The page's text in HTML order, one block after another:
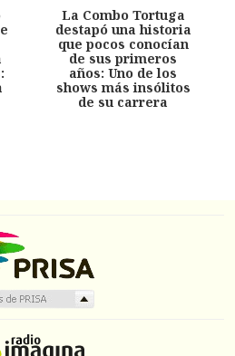
La Combo Tortuga
destapó una historia
que pocos conocían
de sus primeros
años: Uno de los
shows más insólitos
de su carrera